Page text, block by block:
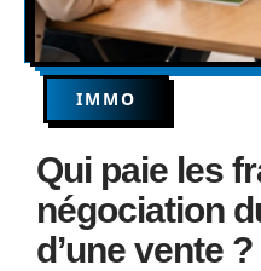
IMMO
Qui paie les
négociation
d’une vente ?